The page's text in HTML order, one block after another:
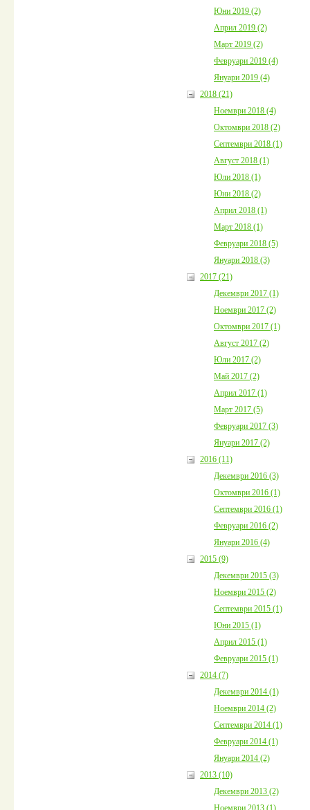
Юни 2019 (2)
Април 2019 (2)
Март 2019 (2)
Февруари 2019 (4)
Януари 2019 (4)
2018 (21)
Ноември 2018 (4)
Октомври 2018 (2)
Септември 2018 (1)
Август 2018 (1)
Юли 2018 (1)
Юни 2018 (2)
Април 2018 (1)
Март 2018 (1)
Февруари 2018 (5)
Януари 2018 (3)
2017 (21)
Декември 2017 (1)
Ноември 2017 (2)
Октомври 2017 (1)
Август 2017 (2)
Юли 2017 (2)
Май 2017 (2)
Април 2017 (1)
Март 2017 (5)
Февруари 2017 (3)
Януари 2017 (2)
2016 (11)
Декември 2016 (3)
Октомври 2016 (1)
Септември 2016 (1)
Февруари 2016 (2)
Януари 2016 (4)
2015 (9)
Декември 2015 (3)
Ноември 2015 (2)
Септември 2015 (1)
Юни 2015 (1)
Април 2015 (1)
Февруари 2015 (1)
2014 (7)
Декември 2014 (1)
Ноември 2014 (2)
Септември 2014 (1)
Февруари 2014 (1)
Януари 2014 (2)
2013 (10)
Декември 2013 (2)
Ноември 2013 (1)